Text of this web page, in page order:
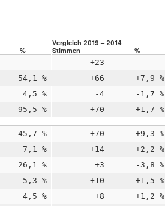
Vergleich 2019 – 2014
% Stimmen %
+23
54,1 % +66 +7,9 %
4,5 % -4 -1,7 %
95,5 % +70 +1,7 %
45,7 % +70 +9,3 %
7,1 % +14 +2,2 %
26,1 % +3 -3,8 %
5,3 % +10 +1,5 %
4,5 % +8 +1,2 %